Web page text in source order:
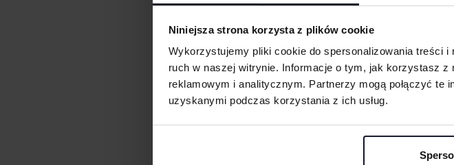
Niniejsza strona korzysta z plików cookie
Wykorzystujemy pliki cookie do spersonalizowania treści
ruch w naszej witrynie. Informacje o tym, jak korzystasz
reklamowym i analitycznym. Partnerzy mogą połączyć te
uzyskanymi podczas korzystania z ich usług.
otrzymujemy charakterystyczne, trójwymiarowe wzory.
Sitodruk to technika znakowania, która wygrywa trwałością i ceną przy większych
seriach. Idealny do koszulek, bluz i odzieży firmowej, eventowej oraz merchu.
Zdobienie przy pomocy folii flex lub flock pozwala na aplikację materiału wyciętego
przez ploter bezpośrednio na odzieży, koszulkach, torbach, parasolach, odzieży
MASZ PYTANIA?
Jeśli masz pytania odnośnie
specjaliści
+48 733 904